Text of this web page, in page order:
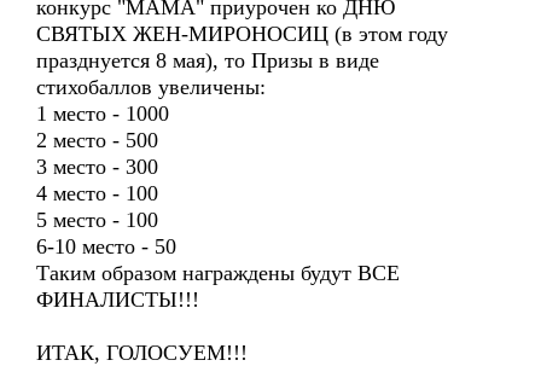
конкурс "МАМА" приурочен ко ДНЮ
СВЯТЫХ ЖЕН-МИРОНОСИЦ (в этом году
празднуется 8 мая), то Призы в виде
стихобаллов увеличены:
1 место - 1000
2 место - 500
3 место - 300
4 место - 100
5 место - 100
6-10 место - 50
Таким образом награждены будут ВСЕ
ФИНАЛИСТЫ!!!
ИТАК, ГОЛОСУЕМ!!!